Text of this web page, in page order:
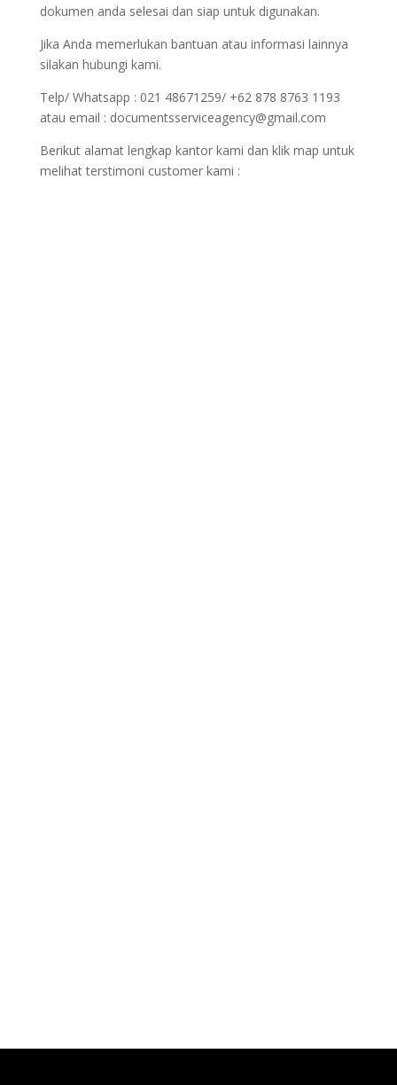
dokumen anda selesai dan siap untuk digunakan.
Jika Anda memerlukan bantuan atau informasi lainnya
silakan hubungi kami.
Telp/ Whatsapp : 021 48671259/ +62 878 8763 1193
atau email : documentsserviceagency@gmail.com
Berikut alamat lengkap kantor kami dan klik map untuk
melihat terstimoni customer kami :